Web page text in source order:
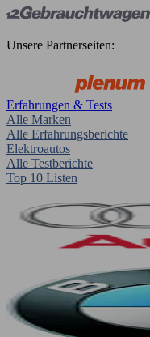
Unsere Partnerseiten:
Erfahrungen & Tests
Alle Marken
Alle Erfahrungsberichte
Elektroautos
Alle Testberichte
Top 10 Listen